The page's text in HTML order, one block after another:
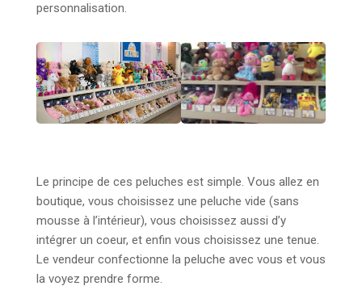
personnalisation.
Le principe de ces peluches est simple. Vous allez en
boutique, vous choisissez une peluche vide (sans
mousse à l’intérieur), vous choisissez aussi d’y
intégrer un coeur, et enfin vous choisissez une tenue.
Le vendeur confectionne la peluche avec vous et vous
la voyez prendre forme.